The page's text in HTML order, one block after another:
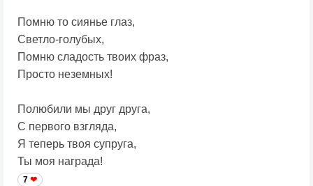
Помню то сиянье глаз,
Светло-голубых,
Помню сладость твоих фраз,
Просто неземных!
Полюбили мы друг друга,
С первого взгляда,
Я теперь твоя супруга,
Ты моя награда!
7